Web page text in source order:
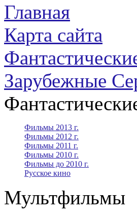
Главная
Карта сайта
Зарубежные
Фильмы 2013 г.
Фильмы 2012 г.
Фильмы 2011 г.
Фильмы 2010 г.
Фильмы до 2010 г.
Русское кино
Мультфильмы